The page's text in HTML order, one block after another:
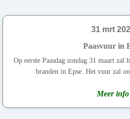
31 mrt
Paasvuur in
Op eerste Paasdag zondag 31 maart zal
branden in Epse. Het vuur zal
Meer info